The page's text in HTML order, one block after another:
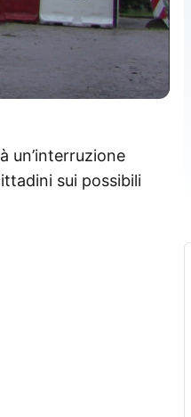
un’interruzione
sui possibili